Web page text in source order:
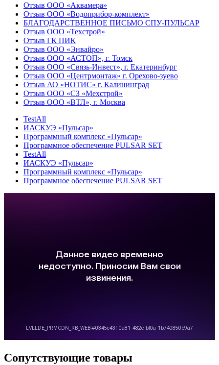
Отзыв ООО «Аквамера»
Отзыв ООО «Водоприбор-комплект»
БЛАГОДАРСТВЕННОЕ ПИСЬМО СПУ-ПУЛЬСАР
Отзыв ООО «Техстрой»
Отзыв ГК ПИК
Отзыв ООО «Энвайро»
Отзыв ООО «АСТОП», г. Томск
Отзыв ООО «Связь-Инвест», г. Екатеринбург
Отзыв ООО «Центрмонтаж» г. Орехово-зуево
Отзыв АО «НОТИС» г. Калининград
Отзыв ООО «СЗ «Мехстрой»
Отзыв ООО «ВТЛ», г. Москва
TestAll
ИАСКУЭ «Пульсар»
Программный комплекс «Пульсар»
Программное обеспечение PULSAR SET
TestAll
ИАСКУЭ «Пульсар»
Программный комплекс «Пульсар»
Программное обеспечение PULSAR SET
Сопутствующие товары